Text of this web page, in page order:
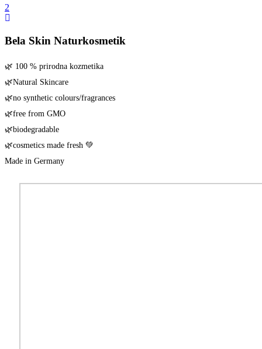
Bela Skin Naturkosmetik
🌿 100 % pri­rod­na kozmetika
🌿Natu­ral Skincare
🌿no syn­the­tic colours/​fragrances
🌿free from GMO
🌿biode­gra­da­ble
🌿cos­me­tics made fresh 💚
Made in Germany